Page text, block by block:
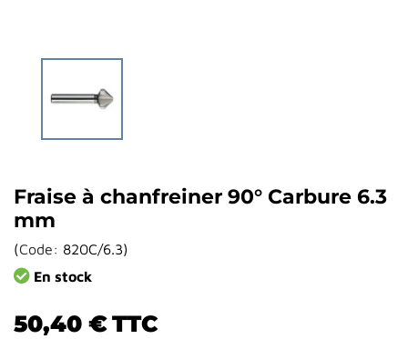
Fraise à chanfreiner 90° Carbure 6.3
mm
(Code: 820C/6.3)
En stock
50,40 €TTC